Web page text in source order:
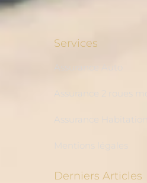
Services
Assurance Auto
Assurance 2 roues
Assurance Habitation
Mentions légales
Derniers Articles